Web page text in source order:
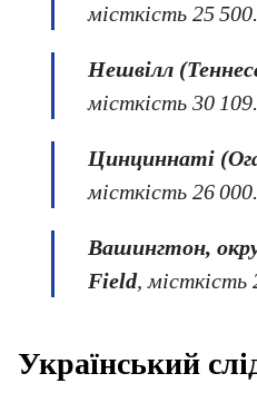
місткість 25 500.
Нешвілл
місткість 30 109.
Цинциннаті
місткість 26 000.
Вашингтон,
Field, місткість
Український